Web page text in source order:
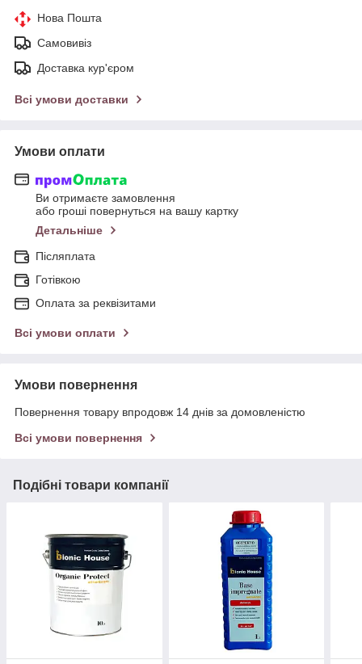
Нова Пошта
Самовивіз
Доставка кур'єром
Всі умови доставки
Умови оплати
Ви отримаєте замовлення
або гроші повернуться на вашу картку
Детальніше
Післяплата
Готівкою
Оплата за реквізитами
Всі умови оплати
Умови повернення
Повернення товару впродовж 14 днів за домовленістю
Всі умови повернення
Подібні товари компанії